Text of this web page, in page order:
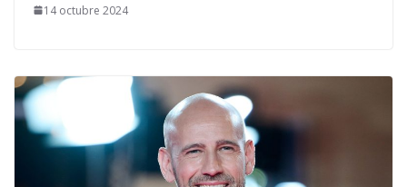
14 octubre 2024